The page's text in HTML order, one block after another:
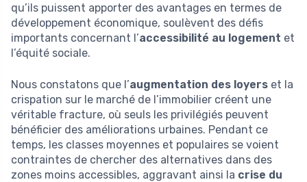
qu’ils puissent apporter des avantages en termes de
développement économique, soulèvent des défis
importants concernant l’accessibilité au logement et
l’équité sociale.
Nous constatons que l’augmentation des loyers et la
crispation sur le marché de l’immobilier créent une
véritable fracture, où seuls les privilégiés peuvent
bénéficier des améliorations urbaines. Pendant ce
temps, les classes moyennes et populaires se voient
contraintes de chercher des alternatives dans des
zones moins accessibles, aggravant ainsi la crise du